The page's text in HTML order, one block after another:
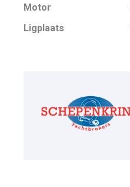
Motor
Ligplaats